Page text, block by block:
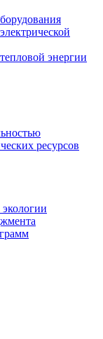
энергии
ресурсов